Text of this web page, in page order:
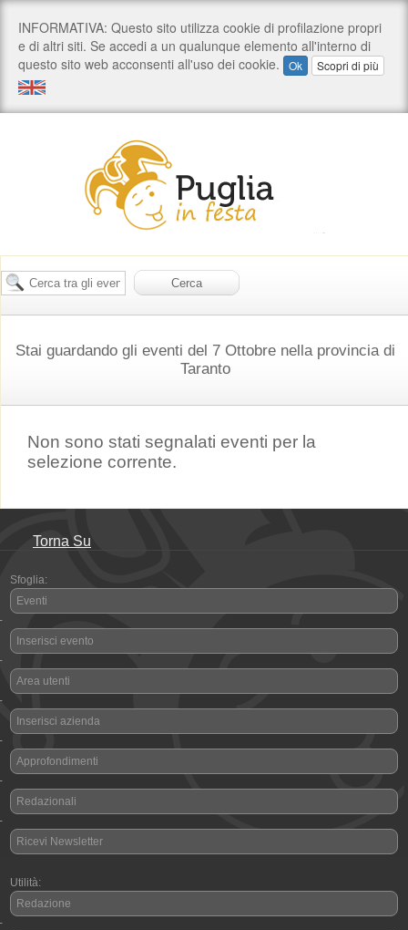
Stai guardando gli eventi del 7 Ottobre nella provincia di
Taranto
Non sono stati segnalati eventi per la
selezione corrente.
Torna Su
Sfoglia:
Eventi
-
Inserisci evento
-
Area utenti
-
Inserisci azienda
-
Approfondimenti
-
Redazionali
-
Ricevi Newsletter
Utilità:
Redazione
-